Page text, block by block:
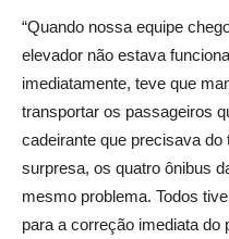
“Quando nossa equipe
elevador não estava
imediatamente, teve que
transportar os passageiros
cadeirante que precisava
surpresa, os quatro ônibus
mesmo problema. Todos
para a correção imediata do